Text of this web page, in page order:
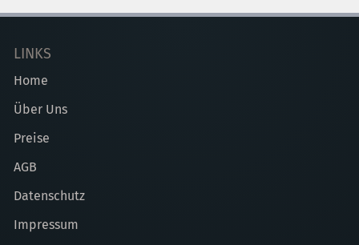
LINKS
Home
Über Uns
Preise
AGB
Datenschutz
Impressum